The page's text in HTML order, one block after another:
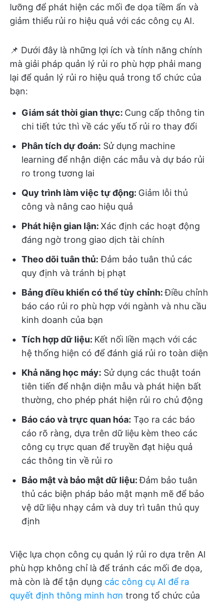
lưỡng để phát hiện các mối đe dọa tiềm ẩn và
giảm thiểu rủi ro hiệu quả với các công cụ AI.
📌 Dưới đây là những lợi ích và tính năng chính
mà giải pháp quản lý rủi ro phù hợp phải mang
lại để quản lý rủi ro hiệu quả trong tổ chức của
bạn:
Giám sát thời gian thực: Cung cấp thông tin
chi tiết tức thì về các yếu tố rủi ro thay đổi
Phân tích dự đoán: Sử dụng machine
learning để nhận diện các mẫu và dự báo rủi
ro trong tương lai
Quy trình làm việc tự động: Giảm lỗi thủ
công và nâng cao hiệu quả
Phát hiện gian lận: Xác định các hoạt động
đáng ngờ trong giao dịch tài chính
Theo dõi tuân thủ: Đảm bảo tuân thủ các
quy định và tránh bị phạt
Bảng điều khiển có thể tùy chỉnh:Điều chỉnh
báo cáo rủi ro phù hợp với ngành và nhu cầu
kinh doanh của bạn
Tích hợp dữ liệu: Kết nối liền mạch với các
hệ thống hiện có để đánh giá rủi ro toàn diện
Khả năng học máy: Sử dụng các thuật toán
tiên tiến để nhận diện mẫu và phát hiện bất
thường, cho phép phát hiện rủi ro chủ động
Báo cáo và trực quan hóa: Tạo ra các báo
cáo rõ ràng, dựa trên dữ liệu kèm theo các
công cụ trực quan để truyền đạt hiệu quả
các thông tin về rủi ro
Bảo mật và bảo mật dữ liệu:Đảm bảo tuân
thủ các biện pháp bảo mật mạnh mẽ để bảo
vệ dữ liệu nhạy cảm và duy trì tuân thủ quy
định
Việc lựa chọn công cụ quản lý rủi ro dựa trên AI
phù hợp không chỉ là để tránh các mối đe dọa,
mà còn là để tận dụng các công cụ AI để ra
quyết định thông minh hơn trong tổ chức của